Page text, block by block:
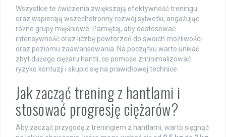
Wszystkie te ćwiczenia zwiększają efektywność treningu
oraz wspierają wszechstronny rozwój sylwetki, angażując
różne grupy mięśniowe. Pamiętaj, aby dostosować
intensywność oraz liczbę powtórzeń do swoich możliwości
oraz poziomu zaawansowania. Na początku warto unikać
zbyt dużego ciężaru hantli, co pomoże zminimalizować
ryzyko kontuzji i skupić się na prawidłowej technice.
Jak zacząć trening z hantlami i
stosować progresję ciężarów?
Aby zacząć przygodę z treningiem z hantlami, warto sięgnąć